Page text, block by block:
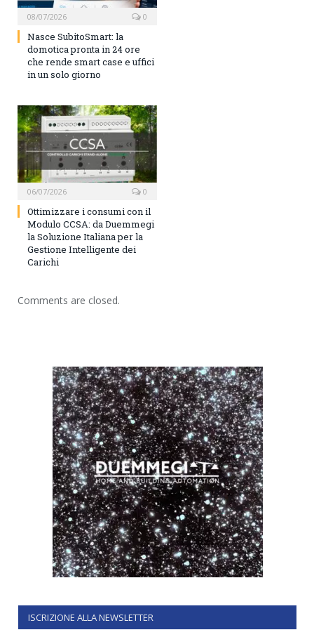
08/07/2026 0
Nasce SubitoSmart: la
domotica pronta in 24 ore
che rende smart case e uffici
in un solo giorno
06/07/2026 0
Ottimizzare i consumi con il
Modulo CCSA: da Duemmegi
la Soluzione Italiana per la
Gestione Intelligente dei
Carichi
Comments are closed.
ISCRIZIONE ALLA NEWSLETTER